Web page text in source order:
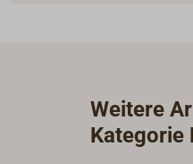
Weitere
Kategorie